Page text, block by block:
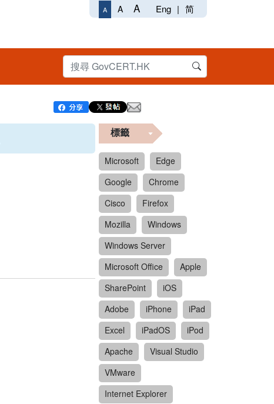
A A A Eng | 简
標籤
Microsoft
Edge
Google
Chrome
Cisco
Firefox
Mozilla
Windows
Windows Server
Microsoft Office
Apple
SharePoint
iOS
Adobe
iPhone
iPad
Excel
iPadOS
iPod
Apache
Visual Studio
VMware
Internet Explorer